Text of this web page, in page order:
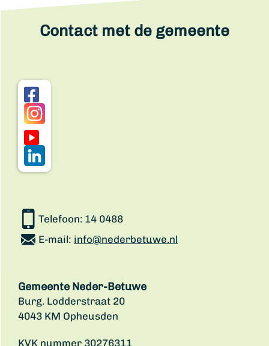
Contact met de gemeente
Telefoon: 14 0488
E-mail: info@nederbetuwe.nl
Gemeente Neder-Betuwe
Burg. Lodderstraat 20
4043 KM Opheusden
KVK nummer 30276311